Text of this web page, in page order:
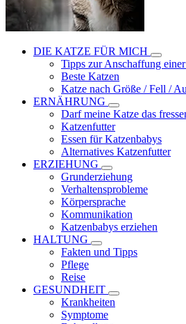
DIE KATZE FÜR MICH
Tipps zur Anschaffung
Beste Katzen
Katze nach Größe / Fell /
ERNÄHRUNG
Darf meine Katze das
Katzenfutter
Essen für Katzenbabys
Alternatives Katzenfutter
ERZIEHUNG
Grunderziehung
Verhaltensprobleme
Körpersprache
Kommunikation
Katzenbabys erziehen
HALTUNG
Fakten und Tipps
Pflege
Reise
GESUNDHEIT
Krankheiten
Symptome